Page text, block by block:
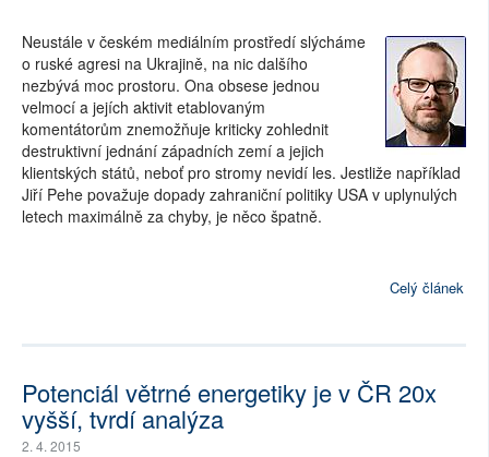
Neustále v českém mediálním prostředí slýcháme
o ruské agresi na Ukrajině, na nic dalšího
nezbývá moc prostoru. Ona obsese jednou
velmocí a jejích aktivit etablovaným
komentátorům znemožňuje kriticky zohlednit
destruktivní jednání západních zemí a jejich
klientských států, neboť pro stromy nevidí les. Jestliže například
Jiří Pehe považuje dopady zahraniční politiky USA v uplynulých
letech maximálně za chyby, je něco špatně.
Celý článek
Potenciál větrné energetiky je v ČR 20x
vyšší, tvrdí analýza
2. 4. 2015